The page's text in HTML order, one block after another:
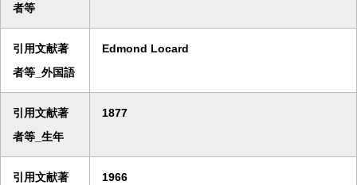
者等
引用文献著
者等_外国語
Edmond Locard
引用文献著
者等_生年
1877
引用文献著
1966